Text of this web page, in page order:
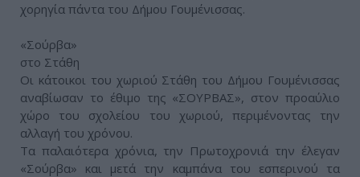
χορηγία πάντα του Δήμου Γουμένισσας.
«Σούρβα»
στο Στάθη
Οι κάτοικοι του χωριού Στάθη του Δήμου Γουμένισσας
αναβίωσαν το έθιμο της «ΣΟΥΡΒΑΣ», στον προαύλιο
χώρο του σχολείου του χωριού, περιμένοντας την
αλλαγή του χρόνου.
Τα παλαιότερα χρόνια, την Πρωτοχρονιά την έλεγαν
«Σούρβα» και μετά την καμπάνα του εσπερινού τα